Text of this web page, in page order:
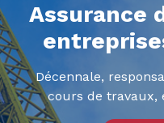
Assurance
Décennale,
cours de travaux,